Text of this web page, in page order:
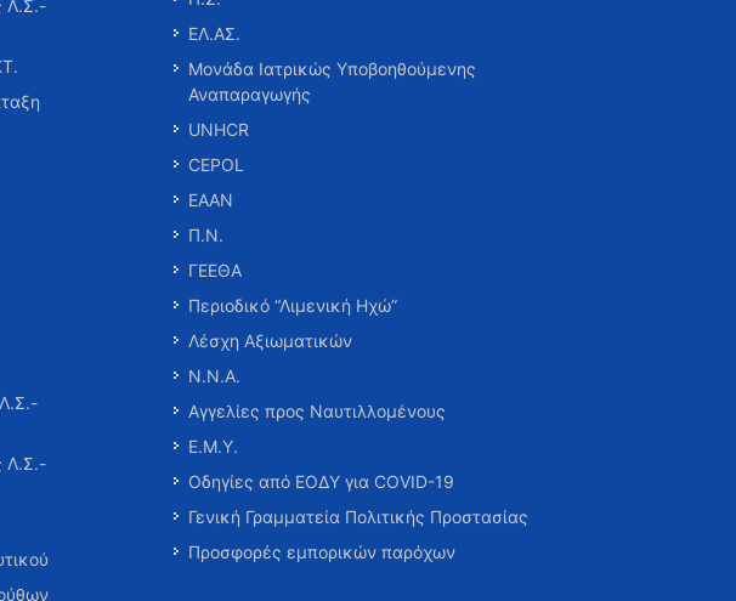
Λ.Σ.-
Λ.Σ.-
ΕΛ.ΑΣ.
Μονάδα Ιατρικώς Υποβοηθούμενης
Αναπαραγωγής
UNHCR
CEPOL
ΕΑΑΝ
Π.Ν.
ΓΕΕΘΑ
Περιοδικό “Λιμενική Ηχώ”
Λέσχη Αξιωματικών
Ν.Ν.Α.
Αγγελίες προς Ναυτιλλομένους
Ε.Μ.Υ.
Οδηγίες από ΕΟΔΥ για COVID-19
Γενική Γραμματεία Πολιτικής Προστασίας
Προσφορές εμπορικών παρόχων